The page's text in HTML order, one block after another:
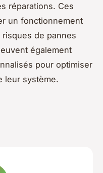
réparations. Ces
un fonctionnement
de pannes
également
pour optimiser
leur système.